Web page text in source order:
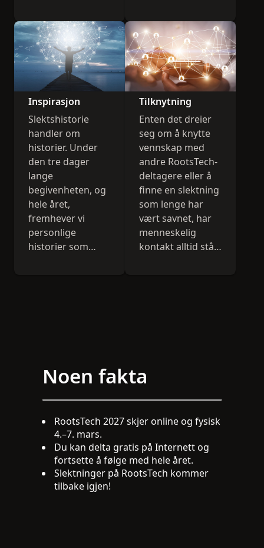
Inspirasjon
Slektshistorie
handler om
historier. Under
den tre dager
lange
begivenheten, og
hele året,
fremhever vi
personlige
historier som
Tilknytning
Enten det dreier
seg om å knytte
vennskap med
andre RootsTech-
deltagere eller å
finne en slektning
som lenge har
vært savnet, har
menneskelig
kontakt alltid stått
Noen fakta
RootsTech 2027 skjer online og fysisk
4.–7. mars.
Du kan delta gratis på Internett og
fortsette å følge med hele året.
Slektninger på RootsTech kommer
tilbake igjen!